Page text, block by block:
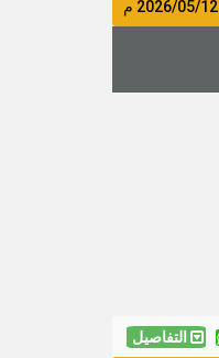
2026/05/12 م
التفاصيل